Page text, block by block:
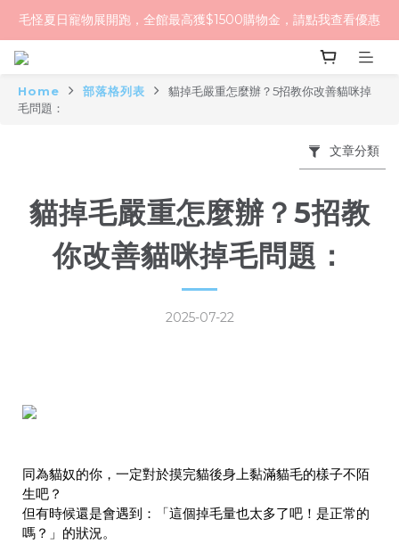
毛怪樂園｜一起改變世界與動物的關係
毛怪夏日寵物展開跑，全館最高獲$1500購物金，請點我查看優惠
【物資認購】透明守護計劃｜從認購到送達，全程透明
毛怪樂園｜一起改變世界與動物的關係
Home 部落格列表
貓掉毛嚴重怎麼辦？5招教你改善貓咪掉
毛問題：
文章分類
貓掉毛嚴重怎麼辦？5招教
你改善貓咪掉毛問題：
2025-07-22
同為貓奴的你，一定對於摸完貓後身上黏滿貓毛的樣子不陌
生吧？
但有時候還是會遇到：「這個掉毛量也太多了吧！是正常的
嗎？」的狀況。